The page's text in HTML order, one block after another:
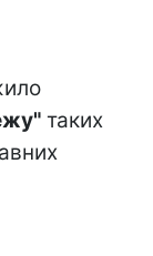
таких